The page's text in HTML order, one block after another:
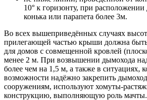
10° к горизонту, при
конька или парапета более 3м.
Во всех вышеприведённых случаях
прилегающей частью крыши должна
для домов с совмещенной кровлей
менее 2 м. При возвышении дымохода
более чем на 1,5 м, а также в ситуациях,
возможности надёжно закрепить
сооружениям, используют хомуты-
конструкцию, выполняющую роль мачты.